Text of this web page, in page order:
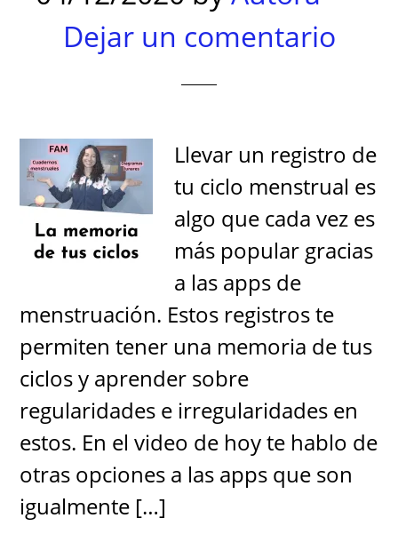
Dejar un comentario
Llevar un registro de
tu ciclo menstrual es
algo que cada vez es
más popular gracias
a las apps de
menstruación. Estos registros te
permiten tener una memoria de tus
ciclos y aprender sobre
regularidades e irregularidades en
estos. En el video de hoy te hablo de
otras opciones a las apps que son
igualmente […]